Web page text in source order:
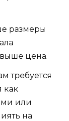
размеры
выше цена.
требуется
как
или
на